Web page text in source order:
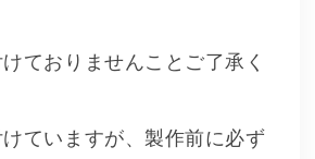
ておりませんことご了承く
ていますが、製作前に必ず